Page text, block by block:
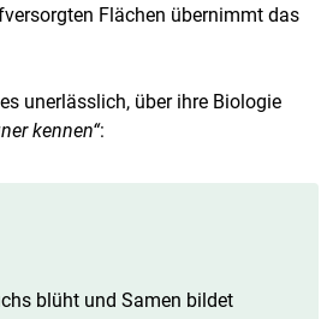
Flächen übernimmt das
unerlässlich, über ihre Biologie
kennen“:
blüht und Samen bildet